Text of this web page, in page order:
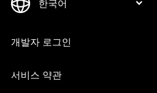
개발자 로그인
서비스 약관